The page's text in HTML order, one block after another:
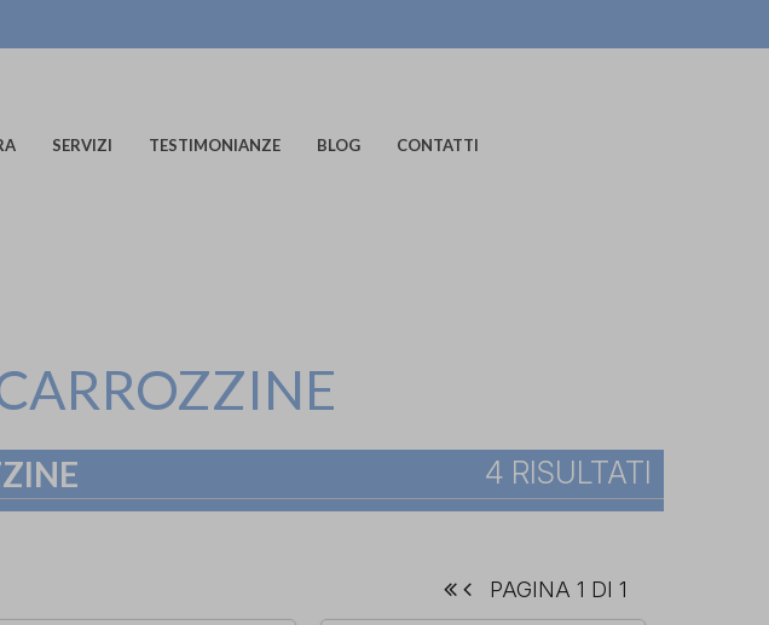
SERVIZI TESTIMONIANZE BLOG CONTATTI
4 RISULTATI
PAGINA 1 DI 1